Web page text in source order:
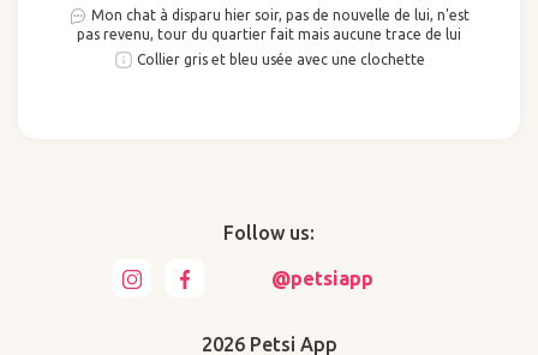
Mon chat à disparu hier soir, pas de nouvelle de lui, n'est
pas revenu, tour du quartier fait mais aucune trace de lui
Collier gris et bleu usée avec une clochette
Follow us:
@petsiapp
2026 Petsi App